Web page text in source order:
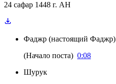
24 сафар 1448 г. AH
Фаджр (настоящий Фаджр)
(Начало поста) 0:08
Шурук